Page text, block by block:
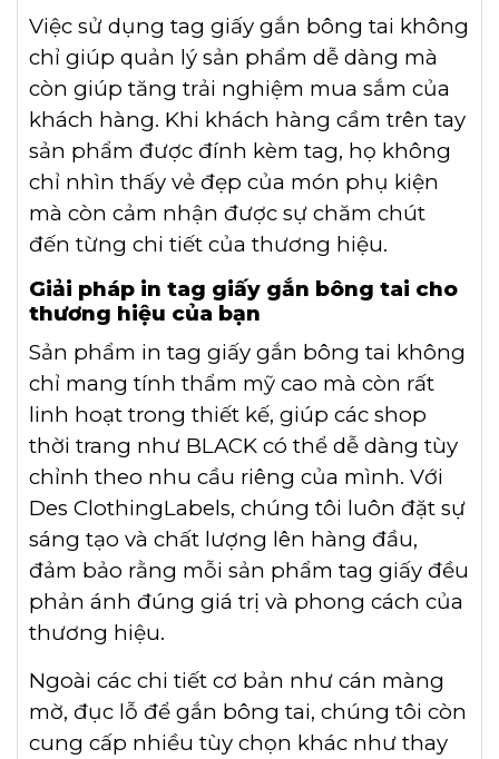
Việc sử dụng tag giấy gắn bông tai không
chỉ giúp quản lý sản phẩm dễ dàng mà
còn giúp tăng trải nghiệm mua sắm của
khách hàng. Khi khách hàng cầm trên tay
sản phẩm được đính kèm tag, họ không
chỉ nhìn thấy vẻ đẹp của món phụ kiện
mà còn cảm nhận được sự chăm chút
đến từng chi tiết của thương hiệu.
Giải pháp in tag giấy gắn bông tai cho
thương hiệu của bạn
Sản phẩm in tag giấy gắn bông tai không
chỉ mang tính thẩm mỹ cao mà còn rất
linh hoạt trong thiết kế, giúp các shop
thời trang như BLACK có thể dễ dàng tùy
chỉnh theo nhu cầu riêng của mình. Với
Des ClothingLabels, chúng tôi luôn đặt sự
sáng tạo và chất lượng lên hàng đầu,
đảm bảo rằng mỗi sản phẩm tag giấy đều
phản ánh đúng giá trị và phong cách của
thương hiệu.
Ngoài các chi tiết cơ bản như cán màng
mờ, đục lỗ để gắn bông tai, chúng tôi còn
cung cấp nhiều tùy chọn khác như thay